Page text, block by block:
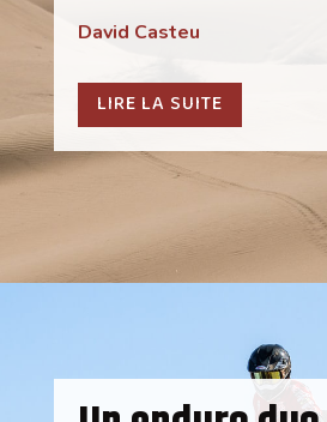
David Casteu
LIRE LA SUITE